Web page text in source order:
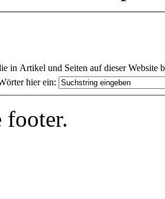
in Artikel und Seiten auf dieser Website
hier ein:
footer.